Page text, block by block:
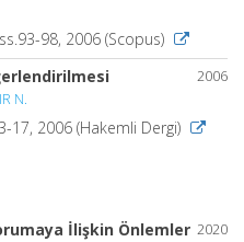
98, 2006 (Scopus)
2006
N.
17, 2006 (Hakemli Dergi)
2020
İlişkin Önlemler